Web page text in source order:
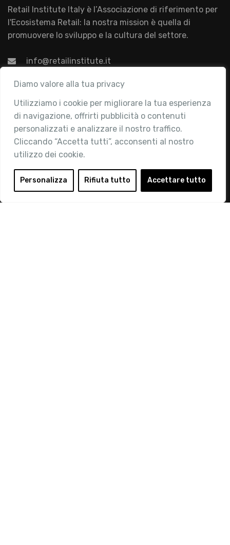
Diamo valore alla tua privacy
Utilizziamo i cookie per migliorare la tua esperienza
di navigazione, offrirti pubblicità o contenuti
personalizzati e analizzare il nostro traffico.
Cliccando “Accetta tutti”, acconsenti al nostro
utilizzo dei cookie.
Personalizza Rifiuta tutto Accettare tutto
Retail Institute Italy è l’Associazione di riferimento per
l'Ecosistema Retail: la nostra mission è quella di
promuovere lo sviluppo e la cultura del settore.
info@retailinstitute.it
Associazione
Chi siamo
Attività
Contatti
Area Riservata
Login
Diventa Socio